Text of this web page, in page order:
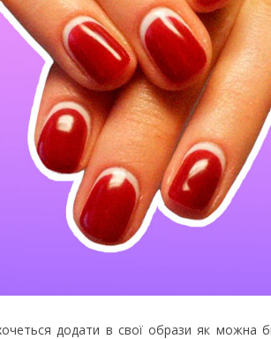
додати в свої образи як можна